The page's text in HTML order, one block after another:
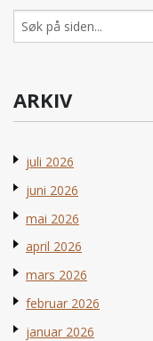
Søk
ARKIV
juli 2026
juni 2026
mai 2026
april 2026
mars 2026
februar 2026
januar 2026